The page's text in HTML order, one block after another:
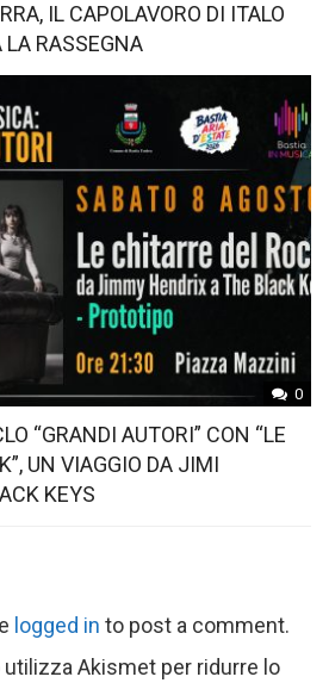
IL CAPOLAVORO DI ITALO
LA RASSEGNA
0
“GRANDI AUTORI” CON “LE
UN VIAGGIO DA JIMI
KEYS
logged in to post a comment.
Akismet per ridurre lo